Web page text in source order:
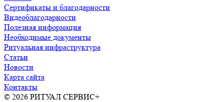
Сертификаты и благодарности
Видеоблагодарности
Полезная информация
Необходимые документы
Ритуальная инфраструктура
Статьи
Новости
Карта сайта
Контакты
© 2026 РИТУАЛ СЕРВИС+